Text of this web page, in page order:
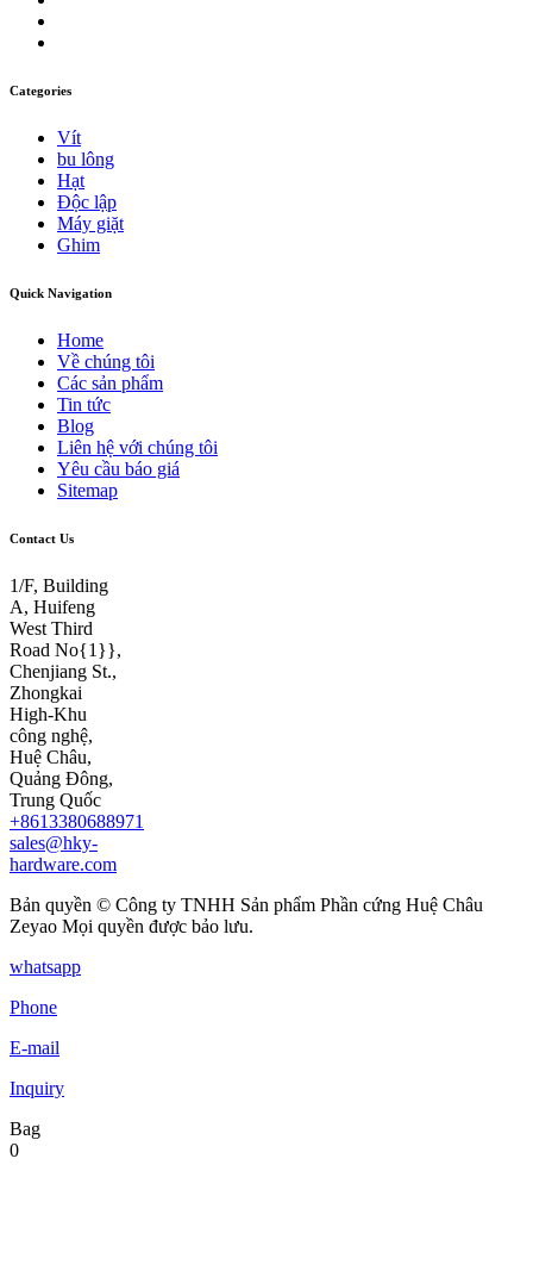
Categories
Vít
bu lông
Hạt
Độc lập
Máy giặt
Ghim
Quick Navigation
Home
Về chúng tôi
Các sản phẩm
Tin tức
Blog
Liên hệ với chúng tôi
Yêu cầu báo giá
Sitemap
Contact Us
1/F, Building
A, Huifeng
West Third
Road No{1}},
Chenjiang St.,
Zhongkai
High-Khu
công nghệ,
Huệ Châu,
Quảng Đông,
Trung Quốc
+8613380688971
sales@hky-
hardware.com
Bản quyền © Công ty TNHH Sản phẩm Phần cứng Huệ Châu
Zeyao Mọi quyền được bảo lưu.
whatsapp
Phone
E-mail
Inquiry
Bag
0